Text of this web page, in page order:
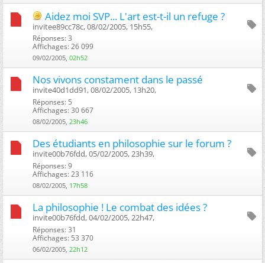
Aidez moi SVP... L'art est-t-il un refuge ?
invitee89cc78c, 08/02/2005, 15h55, ‎
Réponses: 3
Affichages: 26 099
09/02/2005, 02h52
Nos vivons constament dans le passé
invite40d1dd91, 08/02/2005, 13h20, ‎
Réponses: 5
Affichages: 30 667
08/02/2005, 23h46
Des étudiants en philosophie sur le forum ?
invite00b76fdd, 05/02/2005, 23h39, ‎
Réponses: 9
Affichages: 23 116
08/02/2005, 17h58
La philosophie ! Le combat des idées ?
invite00b76fdd, 04/02/2005, 22h47, ‎
Réponses: 31
Affichages: 53 370
06/02/2005, 22h12